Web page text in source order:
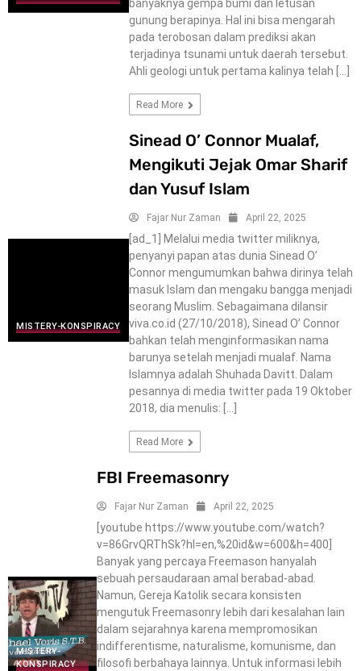
banyaknya gempa bumi dan letusan
gunung berapinya. Hal ini bisa mengarah
pada terobosan dalam prediksi akan
terjadinya tsunami untuk daerah tersebut.
Ahli geologi untuk pertama kalinya telah […]
Read More
MISTERY-KONSPIRACY
Sinead O’ Connor Mualaf,
Mengikuti Jejak Omar Sharif
dan Yusuf Islam
Fajar Nur Zaman April 22, 2025
[ad_1] Melalui media twitter miliknya,
penyanyi papan atas dunia Sinead O’
Connor mengumumkan bahwa dirinya telah
masuk Islam dan mengaku bangga menjadi
seorang Muslim. Sebagaimana dilansir
viva.co.id (27/10/2018), Sinead O’ Connor
bahkan telah menginformasikan nama
barunya setelah menjadi mualaf. Nama
Islamnya adalah Shuhada Davitt. Dalam
pesannya di media twitter pada 19 Oktober
2018, dia menulis: […]
Read More
MISTERY-
KONSPIRACY
FBI Freemasonry
Fajar Nur Zaman April 22, 2025
[youtube https://www.youtube.com/watch?
v=86GrvQRThSk?hl=en,%20id&w=600&h=400]
Banyak yang percaya Freemason hanyalah
sebuah persaudaraan amal berabad-abad.
Namun, Gereja Katolik secara konsisten
mengutuk Freemasonry lebih dari kesalahan lain
dalam sejarahnya karena mempromosikan
indifferentisme, naturalisme, komunisme, dan
filosofi berbahaya lainnya. Untuk informasi lebih